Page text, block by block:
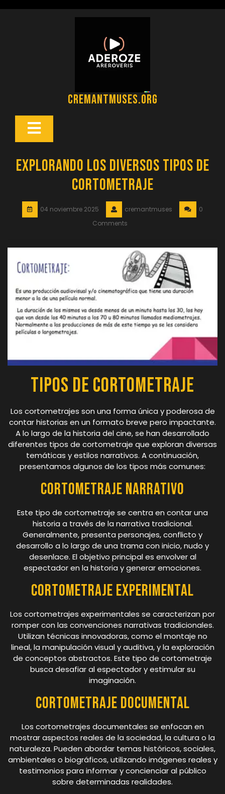
cremantmuses.org
Botón
Explorando los Diversos Tipos de
Cortometraje
04 noviembre 2025 cremantmuses
0
Comments
Tipos de Cortometraje
Los cortometrajes son una forma única y poderosa de
contar historias en un formato breve pero impactante.
A lo largo de la historia del cine, se han desarrollado
diferentes tipos de cortometraje que exploran diversas
temáticas y estilos narrativos. A continuación,
presentamos algunos de los tipos más comunes:
Cortometraje Narrativo
Este tipo de cortometraje se centra en contar una
historia a través de la narrativa tradicional.
Generalmente, presenta personajes, conflicto y
desarrollo a lo largo de una trama con inicio, nudo y
desenlace. El objetivo principal es envolver al
espectador en la historia y generar emociones.
Cortometraje Experimental
Los cortometrajes experimentales se caracterizan por
romper con las convenciones narrativas tradicionales.
Utilizan técnicas innovadoras, como el montaje no
lineal, la manipulación visual y auditiva, y la exploración
de conceptos abstractos. Este tipo de cortometraje
busca desafiar al espectador y estimular su
imaginación.
Cortometraje Documental
Los cortometrajes documentales se enfocan en
mostrar aspectos reales de la sociedad, la cultura o la
naturaleza. Pueden abordar temas históricos, sociales,
ambientales o biográficos, utilizando imágenes reales y
testimonios para informar y concienciar al público
sobre determinadas realidades.